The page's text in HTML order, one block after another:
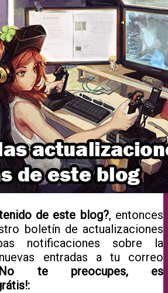
de este blog?, entonces
boletín de actualizaciones
notificaciones sobre la
entradas a tu correo
te preocupes, es